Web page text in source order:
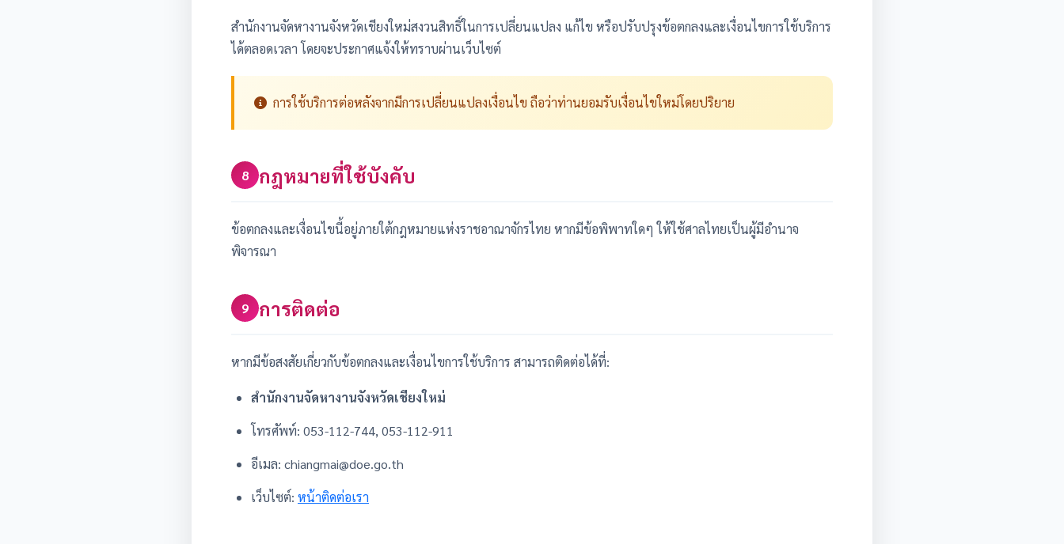
สำนักงานจัดหางานจังหวัดเชียงใหม่สงวนสิทธิ์ในการเปลี่ยนแปลง แก้ไข หรือปรับปรุงข้อตกลงและเงื่อนไขการใช้บริการ
ได้ตลอดเวลา โดยจะประกาศแจ้งให้ทราบผ่านเว็บไซต์
การใช้บริการต่อหลังจากมีการเปลี่ยนแปลงเงื่อนไข ถือว่าท่านยอมรับเงื่อนไขใหม่โดยปริยาย
8 กฎหมายที่ใช้บังคับ
ข้อตกลงและเงื่อนไขนี้อยู่ภายใต้กฎหมายแห่งราชอาณาจักรไทย หากมีข้อพิพาทใดๆ ให้ใช้ศาลไทยเป็นผู้มีอำนาจ
พิจารณา
9 การติดต่อ
หากมีข้อสงสัยเกี่ยวกับข้อตกลงและเงื่อนไขการใช้บริการ สามารถติดต่อได้ที่:
สำนักงานจัดหางานจังหวัดเชียงใหม่
โทรศัพท์: 053-112-744, 053-112-911
อีเมล: chiangmai@doe.go.th
เว็บไซต์: หน้าติดต่อเรา